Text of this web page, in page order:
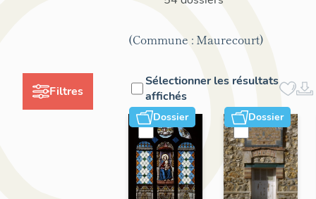
Filtres
(Commune : Maurecourt)
Sélectionner les résultats
affichés
Dossier Dossier